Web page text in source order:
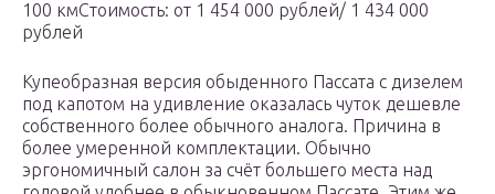
100 кмСтоимость: от 1 454 000 рублей/ 1 434 000
рублей
Купеобразная версия обыденного Пассата с дизелем
под капотом на удивление оказалась чуток дешевле
собственного более обычного аналога. Причина в
более умеренной комплектации. Обычно
эргономичный салон за счёт большего места над